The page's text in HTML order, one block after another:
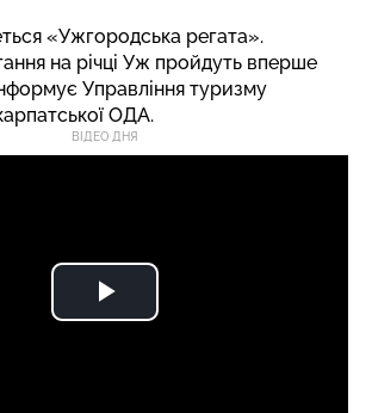
«Ужгородська регата».
на річці Уж пройдуть вперше
Управління туризму
ОДА.
ВІДЕО ДНЯ